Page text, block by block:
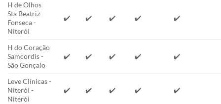
H de Olhos
Sta Beatriz -
Fonseca -
Niterói
✔️ ✔️ ✔️ ✔️ ✔️
H do Coração
Samcordis -
São Gonçalo
✔️ ✔️ ✔️ ✔️ ✔️
Leve Clínicas -
Niterói -
Niterói
✔️ ✔️ ✔️ ✔️ ✔️